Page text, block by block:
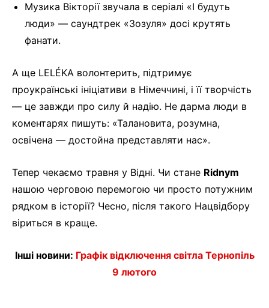
Музика Вікторії звучала в серіалі «І будуть
люди» — саундтрек «Зозуля» досі крутять
фанати.
А ще LELÉKA волонтерить, підтримує
проукраїнські ініціативи в Німеччині, і її творчість
— це завжди про силу й надію. Не дарма люди в
коментарях пишуть: «Талановита, розумна,
освічена — достойна представляти нас».
Тепер чекаємо травня у Відні. Чи стане Ridnym
нашою черговою перемогою чи просто потужним
рядком в історії? Чесно, після такого Нацвідбору
віриться в краще.
Інші новини: Графік відключення світла Тернопіль
9 лютого